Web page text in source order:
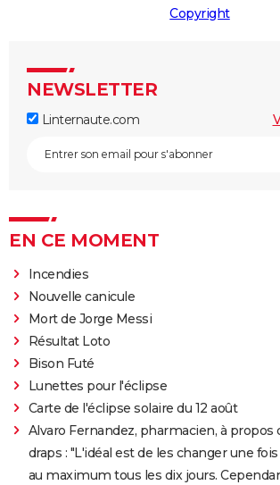
Copyright
NEWSLETTER
Linternaute.com
EN CE MOMENT
Incendies
Nouvelle canicule
Mort de Jorge Messi
Résultat Loto
Bison Futé
Lunettes pour l'éclipse
Carte de l'éclipse solaire du 12 août
Alvaro Fernandez, pharmacien, à propos
draps : "L'idéal est de les changer une
au maximum tous les dix jours.